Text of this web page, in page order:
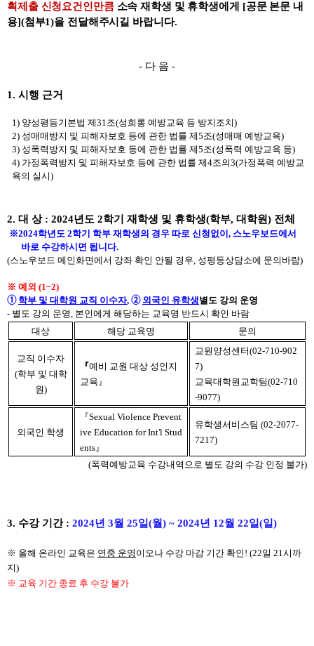
획제출 신청요건인만큼소속 재학생 및 휴학생에게 [공문 본문 내
용](첨부1)을 전달해주시길 바랍니다.
- 다 음 -
1. 시행 근거
1) 양성평등기본법 제31조(성희롱 예방교육 등 방지조치)
2) 성매매방지 및 피해자보호 등에 관한 법률 제5조(성매매 예방교육)
3) 성폭력방지 및 피해자보호 등에 관한 법률 제5조(성폭력 예방교육 등)
4) 가정폭력방지 및 피해자보호 등에 관한 법률 제4조의3(가정폭력 예방교
육의 실시)
2. 대 상 : 2024년도 2학기 재학생 및 휴학생(학부, 대학원) 전체
※2024학년도 2학기 학부 재학생의 경우 따로 신청없이 , 스노우보드에서
바로 수강하시면 됩니다.
(스노우보드 메인화면에서 강좌 확인 안될 경우, 성평등상담소에 문의바람)
※ 예외 (1~2)
➀ 학부 및 대학원 교직 이수자, ➁ 외국인 유학생별도 강의 운영
- 별도 강의 운영, 본인에게 해당하는 교육명 반드시 확인 바람
대상
해당 교육명 문의
교직 이수자
(학부 및 대학
원)
『예비 교원 대상 성인지
교육』
교원양성센터(02-710-902
7)
교육대학원교학팀(02-710
-9077)
외국인 학생
『Sexual Violence Prevent
ive Education for Int'l Stud
ents』
유학생서비스팀 (02-2077-
7217)
(폭력예방교육 수강내역으로 별도 강의 수강 인정 불가)
3. 수강 기간 : 2024년 3월 25일(월) ~ 2024년 12월 22일(일)
※ 올해 온라인 교육은 연중 운영 이오나 수강 마감 기간 확인 ! (22일 21시까
지)
※ 교육 기간 종료 후 수강 불가